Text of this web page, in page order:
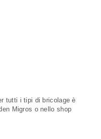
tutti i tipi di bricolage è
Migros o nello shop